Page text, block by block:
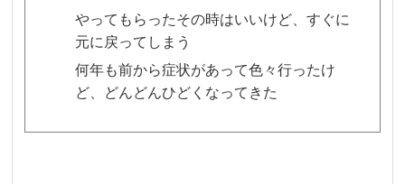
やってもらったその時はいいけど、すぐに
元に戻ってしまう
何年も前から症状があって色々行ったけ
ど、どんどんひどくなってきた